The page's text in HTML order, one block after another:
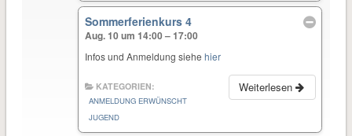
Sommerferienkurs 4
Aug. 10 um 14:00 – 17:00
Infos und Anmeldung siehehier
Weiterlesen
KATEGORIEN:
ANMELDUNG ERWÜNSCHT
JUGEND